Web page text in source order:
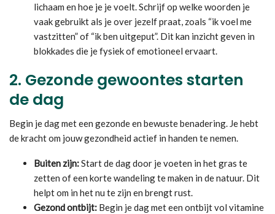
lichaam en hoe je je voelt. Schrijf op welke woorden je
vaak gebruikt als je over jezelf praat, zoals “ik voel me
vastzitten” of “ik ben uitgeput”. Dit kan inzicht geven in
blokkades die je fysiek of emotioneel ervaart.
2. Gezonde gewoontes starten
de dag
Begin je dag met een gezonde en bewuste benadering. Je hebt
de kracht om jouw gezondheid actief in handen te nemen.
Buiten zijn:Start de dag door je voeten in het gras te
zetten of een korte wandeling te maken in de natuur. Dit
helpt om in het nu te zijn en brengt rust.
Gezond ontbijt: Begin je dag met een ontbijt vol vitamine